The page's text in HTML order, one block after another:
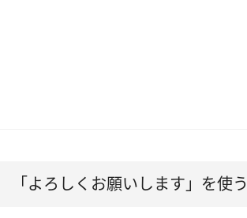
「よろしくお願いします」を使